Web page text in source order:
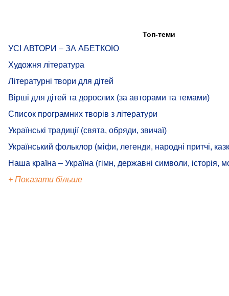
Топ-теми
УСІ АВТОРИ – ЗА АБЕТКОЮ
Художня література
Літературні твори для дітей
Вірші для дітей та дорослих (за авторами та темами)
Список програмних творів з літератури
Українські традиції (свята, обряди, звичаї)
Український фольклор (міфи, легенди, народні притчі,
Наша країна – Україна (гімн, державні символи, історія,
+ Показати більше